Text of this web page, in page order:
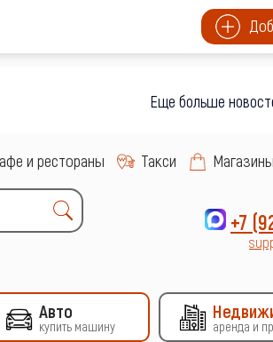
Еще больше новостей в
и рестораны Такси Магазины
+7
Авто
купить машину аренда и